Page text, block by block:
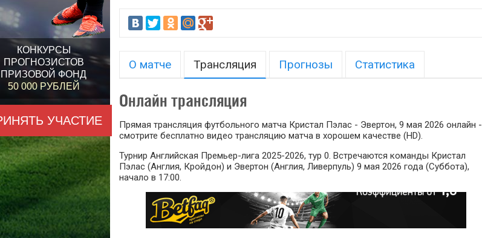
КОНКУРСЫ
ПРОГНОЗИСТОВ
ПРИЗОВОЙ ФОНД
50 000 РУБЛЕЙ
УЧАСТИЕ
О матче Трансляция Прогнозы Статистика
Онлайн трансляция
Прямая трансляция футбольного матча Кристал Пэлас - Эвертон, 9 мая 2026 онлайн -
смотрите бесплатно видео трансляцию матча в хорошем качестве (HD).
Турнир Английская Премьер-лига 2025-2026, тур 0. Встречаются команды Кристал
Пэлас (Англия, Кройдон) и Эвертон (Англия, Ливерпуль) 9 мая 2026 года (Суббота),
начало в 17:00.